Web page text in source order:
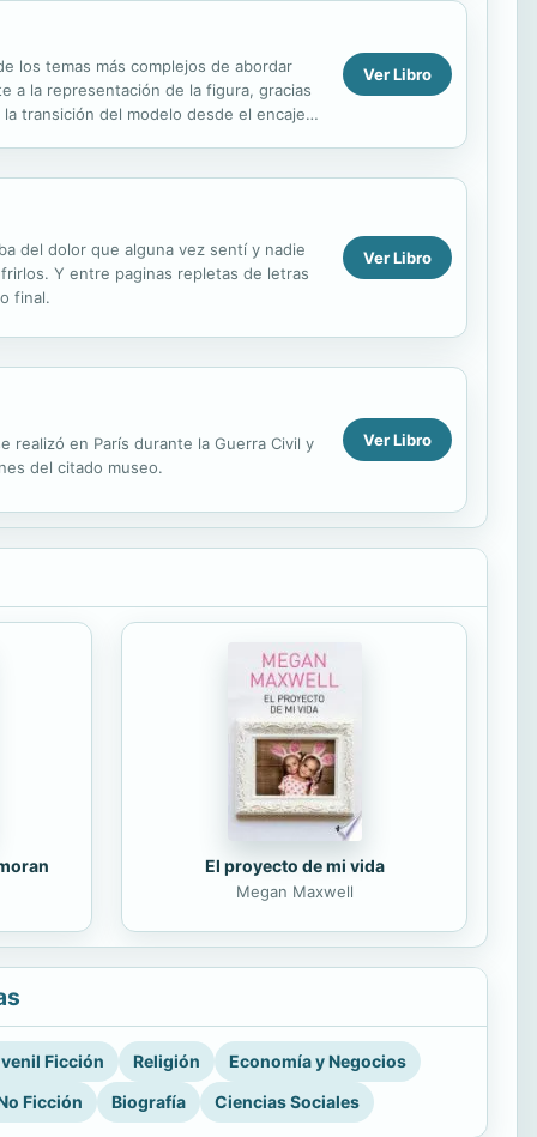
los temas más complejos de abordar
a la representación de la figura, gracias
transición del modelo desde el encaje
Ver Libro
del dolor que alguna vez sentí y nadie
Y entre paginas repletas de letras
final.
Ver Libro
realizó en París durante la Guerra Civil y
del citado museo.
Ver Libro
El proyecto de mi vida
Megan Maxwell
Ficción Religión
Economía y Negocios
Ficción
Biografía Ciencias Sociales